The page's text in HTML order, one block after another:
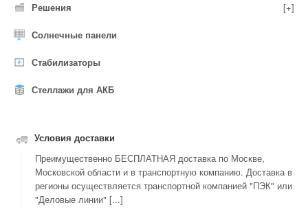
Решения
[+]
Солнечные панели
Стабилизаторы
Стеллажи для АКБ
Условия доставки
Преимущественно БЕСПЛАТНАЯ доставка по Москве,
Московской области и в транспортную компанию. Доставка в
регионы осуществляется транспортной компанией "ПЭК" или
"Деловые линии" [...]